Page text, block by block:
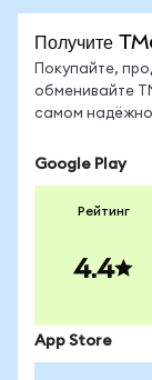
Получите
Покупайте,
обменивайте
самом
Google Play
Рейтинг
4.4
App Store